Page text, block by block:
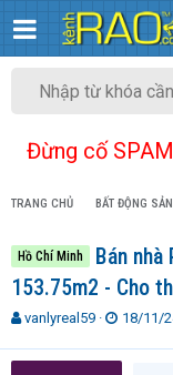
Đừng cố
TRANG CHỦ BẤT ĐỘNG
Hồ Chí Minh
Bán
153.75m2 - Cho
T
r
vanlyreal59
N
à
18/11/